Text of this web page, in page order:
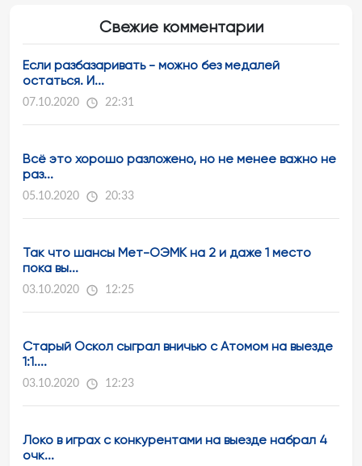
Свежие комментарии
Если разбазаривать - можно без медалей
остаться. И...
07.10.2020 22:31
Всё это хорошо разложено, но не менее важно не
раз...
05.10.2020 20:33
Так что шансы Мет-ОЭМК на 2 и даже 1 место
пока вы...
03.10.2020 12:25
Старый Оскол сыграл вничью с Атомом на выезде
1:1....
03.10.2020 12:23
Локо в играх с конкурентами на выезде набрал 4
очк...